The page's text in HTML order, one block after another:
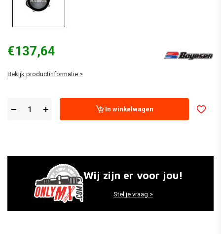
€137,64
Bekijk productinformatie >
In winkelwagen
Wij zijn er voor jou!
Stel je vraag >